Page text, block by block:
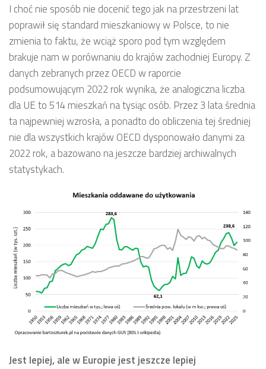
I choć nie sposób nie docenić tego jak na przestrzeni lat
poprawił się standard mieszkaniowy w Polsce, to nie
zmienia to faktu, że wciąż sporo pod tym względem
brakuje nam w porównaniu do krajów zachodniej Europy. Z
danych zebranych przez OECD w raporcie
podsumowującym 2022 rok wynika, że analogiczna liczba
dla UE to 514 mieszkań na tysiąc osób. Przez 3 lata średnia
ta najpewniej wzrosła, a ponadto do obliczenia tej średniej
nie dla wszystkich krajów OECD dysponowało danymi za
2022 rok, a bazowano na jeszcze bardziej archiwalnych
statystykach.
Jest lepiej, ale w Europie jest jeszcze lepiej